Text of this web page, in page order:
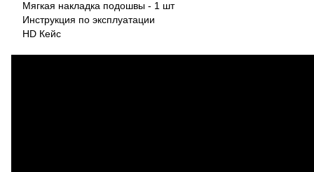
Мягкая накладка подошвы - 1 шт
Инструкция по эксплуатации
HD Кейс